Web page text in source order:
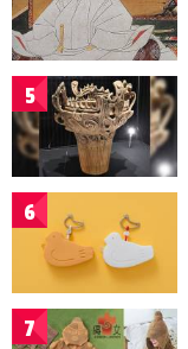
5
6
7